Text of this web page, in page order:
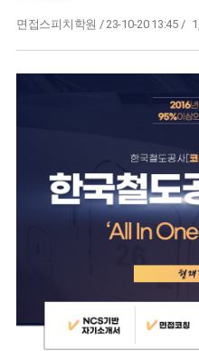
면접스피치학원 / 23-10-20 13:45 /